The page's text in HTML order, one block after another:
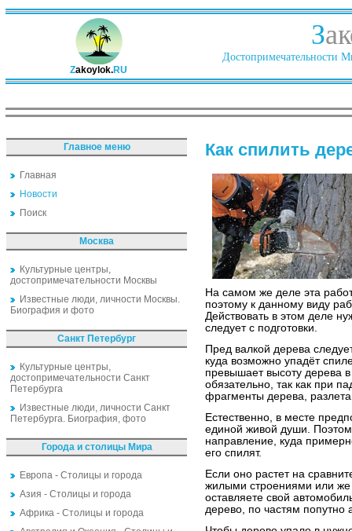
Zakoylok.RU
З
Достопримечательности
Главное меню
Главная
Новости
Поиск
Москва
Культурные центры,
достопримечательности Москвы
Известные люди, личности Москвы.
Биография и фото
Санкт Петербург
Культурные центры,
достопримечательности Санкт
Петербурга
Известные люди, личности Санкт
Петербурга. Биография, фото
Города и столицы Мира
Европа - Столицы и города
Азия - Столицы и города
Африка - Столицы и города
Как спилить
На самом же деле эта
поэтому к данному виду
Действовать в этом деле
следует с подготовки.
Пред валкой дерева
куда возможно упадёт
превышает высоту дерева
обязательно, так как при
фрагменты дерева,
Естественно, в месте
единой живой души.
направление, куда
его спилят.
Если оно растет на
жилыми строениями или же
оставляете свой
дерево, по частям попутно